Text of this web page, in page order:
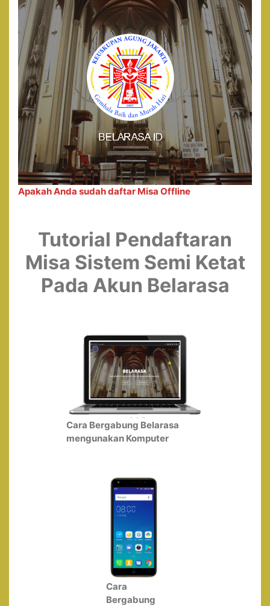
Apakah Anda sudah daftar Misa Offline
Tutorial Pendaftaran
Misa Sistem Semi Ketat
Pada Akun Belarasa
Cara Bergabung Belarasa
mengunakan Komputer
Cara
Bergabung